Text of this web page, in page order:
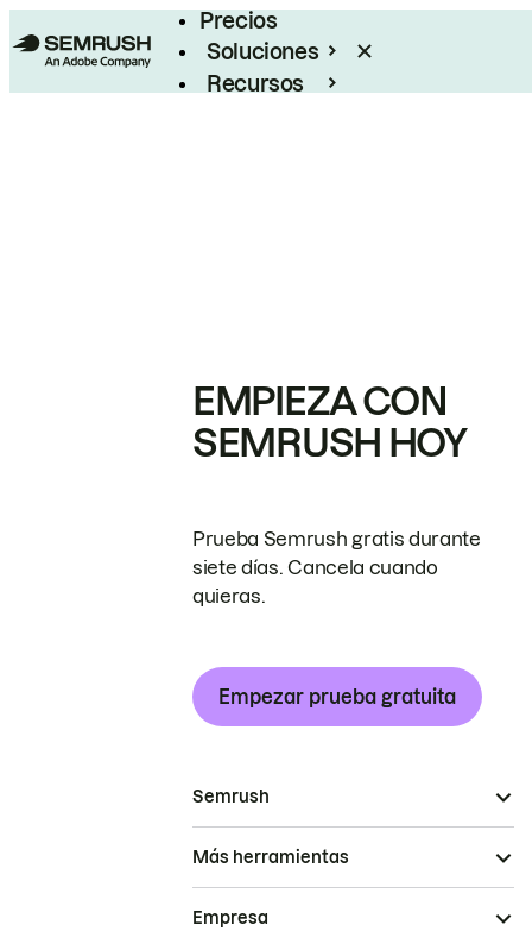
Precios
Soluciones
Recursos
EMPIEZA CON
SEMRUSH HOY
Prueba Semrush gratis durante
siete días. Cancela cuando
quieras.
Empezar prueba gratuita
Semrush
Más herramientas
Empresa